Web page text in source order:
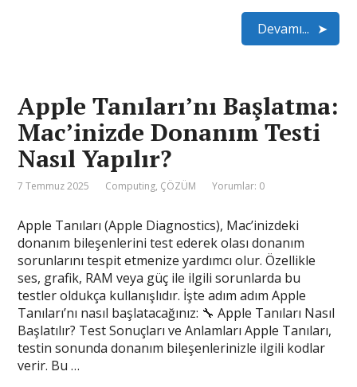
Devamı...
Apple Tanıları’nı Başlatma:
Mac’inizde Donanım Testi
Nasıl Yapılır?
7 Temmuz 2025 Computing, ÇÖZÜM Yorumlar: 0
Apple Tanıları (Apple Diagnostics), Mac’inizdeki
donanım bileşenlerini test ederek olası donanım
sorunlarını tespit etmenize yardımcı olur. Özellikle
ses, grafik, RAM veya güç ile ilgili sorunlarda bu
testler oldukça kullanışlıdır. İşte adım adım Apple
Tanıları’nı nasıl başlatacağınız: 🔧 Apple Tanıları Nasıl
Başlatılır? Test Sonuçları ve Anlamları Apple Tanıları,
testin sonunda donanım bileşenlerinizle ilgili kodlar
verir. Bu …